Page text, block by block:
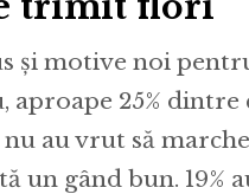
și motive noi
aproape 25% dintre
au vrut să
un gând bun. 19%